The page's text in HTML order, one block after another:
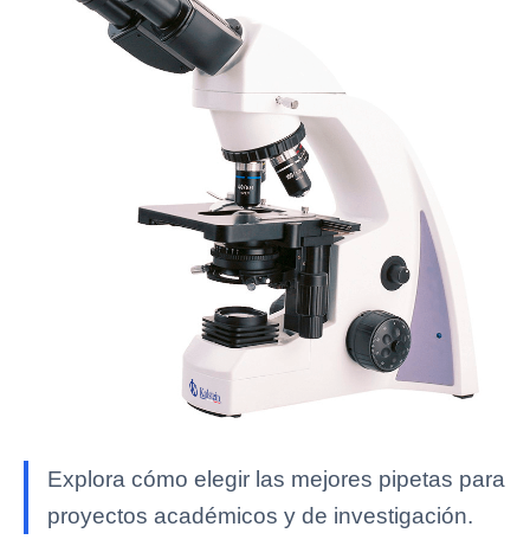
Explora cómo elegir las mejores pipetas para
proyectos académicos y de investigación.